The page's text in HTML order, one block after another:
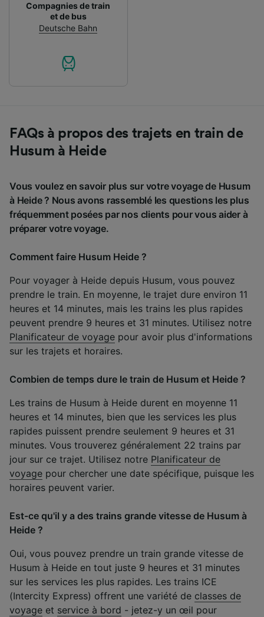
Compagnies de train
et de bus
Deutsche Bahn
FAQs à propos des trajets en train de
Husum à Heide
Vous voulez en savoir plus sur votre voyage de Husum
à Heide ? Nous avons rassemblé les questions les plus
fréquemment posées par nos clients pour vous aider à
préparer votre voyage.
Comment faire Husum Heide ?
Pour voyager à Heide depuis Husum, vous pouvez
prendre le train. En moyenne, le trajet dure environ 11
heures et 14 minutes, mais les trains les plus rapides
peuvent prendre 9 heures et 31 minutes. Utilisez notre
Planificateur de voyage pour avoir plus d'informations
sur les trajets et horaires.
Combien de temps dure le train de Husum et Heide ?
Les trains de Husum à Heide durent en moyenne 11
heures et 14 minutes, bien que les services les plus
rapides puissent prendre seulement 9 heures et 31
minutes. Vous trouverez généralement 22 trains par
jour sur ce trajet. Utilisez notre Planificateur de
voyage pour chercher une date spécifique, puisque les
horaires peuvent varier.
Est-ce qu'il y a des trains grande vitesse de Husum à
Heide ?
Oui, vous pouvez prendre un train grande vitesse de
Husum à Heide en tout juste 9 heures et 31 minutes
sur les services les plus rapides. Les trains ICE
(Intercity Express) offrent une variété de classes de
voyage et service à bord - jetez-y un œil pour